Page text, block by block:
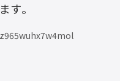
す。